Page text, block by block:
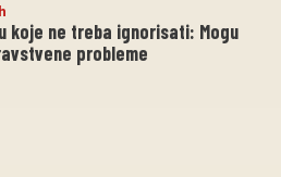
koje ne treba ignorisati: Mogu
probleme